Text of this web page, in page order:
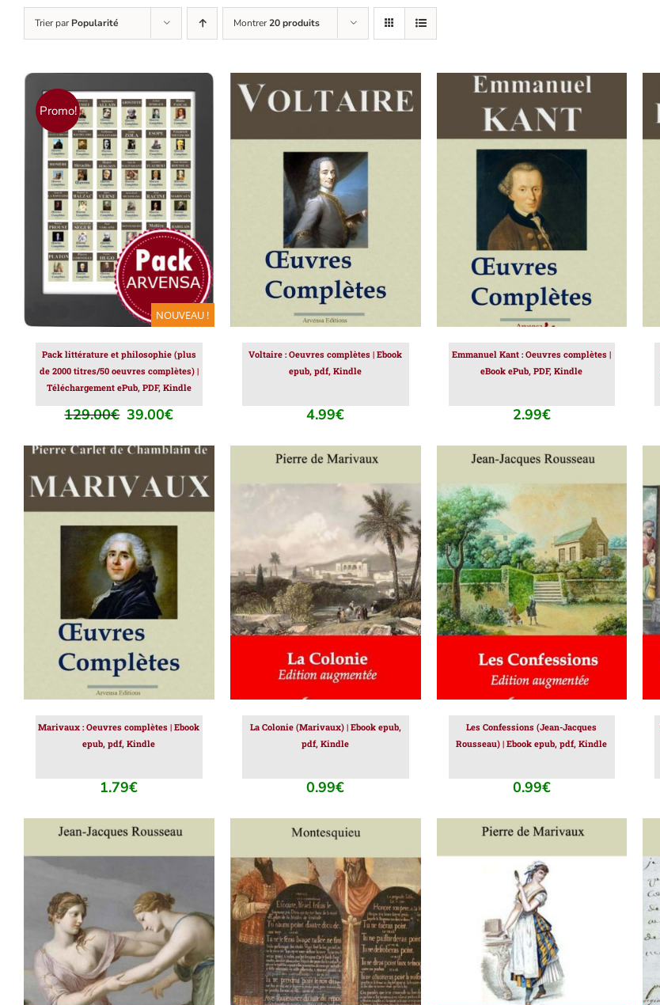
Trier parPopularité Montrer20 produits
Promo!
NOUVEAU !
AJOUTER AU PANIER
/
DÉTAILS
Pack littérature et philosophie (plus
de 2000 titres/50 oeuvres complètes) |
Téléchargement ePub, PDF, Kindle
129.00€ Le
initial
129.00€.
39.00€Le
actuel
39.00€.
AJOUTER AU PANIER
DÉTAILS
Voltaire : Oeuvres complètes | Ebook
epub, pdf, Kindle
4.99€
AJOUTER AU PANIER
DÉTAILS
Emmanuel Kant : Oeuvres complètes |
eBook ePub, PDF, Kindle
2.99€
AJOUTER AU PANIER
DÉTAILS
Marivaux : Oeuvres complètes | Ebook
epub, pdf, Kindle
1.79€
AJOUTER AU PANIER
DÉTAILS
La Colonie (Marivaux) | Ebook epub,
pdf, Kindle
0.99€
AJOUTER AU PANIER
/
DÉTAILS
Les Confessions (Jean-Jacques
Rousseau) | Ebook epub, pdf, Kindle
0.99€
AJOUTER AU PANIER
DÉTAILS
AJOUTER AU PANIER
/
DÉTAILS
AJOUTER AU PANIER
DÉTAILS